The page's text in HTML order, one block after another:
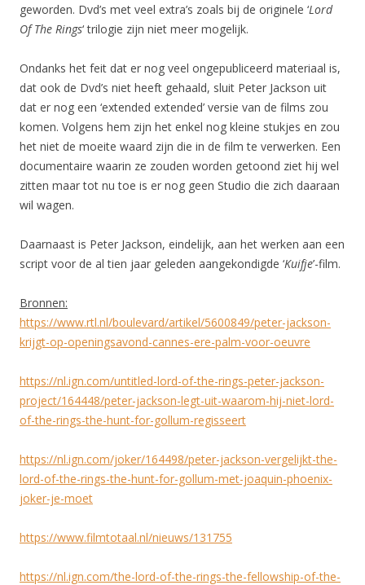
geworden. Dvd’s met veel extra’s zoals bij de originele ‘Lord
Of The Rings‘ trilogie zijn niet meer mogelijk.
Ondanks het feit dat er nog veel ongepubliceerd materiaal is,
dat ook de Dvd’s niet heeft gehaald, sluit Peter Jackson uit
dat er nog een ‘extended extended’ versie van de films zou
komen. Volgens hem zijn het enkel nog kleine stukjes en zou
het niet de moeite waard zijn die in de film te verwerken. Een
documentaire waarin ze zouden worden getoond ziet hij wel
zitten maar tot nu toe is er nog geen Studio die zich daaraan
wil wagen.
Daarnaast is Peter Jackson, eindelijk, aan het werken aan een
script voor de al tien jaar geleden aangekondigde ‘Kuifje’-film.
Bronnen:
https://www.rtl.nl/boulevard/artikel/5600849/peter-jackson-
krijgt-op-openingsavond-cannes-ere-palm-voor-oeuvre
https://nl.ign.com/untitled-lord-of-the-rings-peter-jackson-
project/164448/peter-jackson-legt-uit-waarom-hij-niet-lord-
of-the-rings-the-hunt-for-gollum-regisseert
https://nl.ign.com/joker/164498/peter-jackson-vergelijkt-the-
lord-of-the-rings-the-hunt-for-gollum-met-joaquin-phoenix-
joker-je-moet
https://www.filmtotaal.nl/nieuws/131755
https://nl.ign.com/the-lord-of-the-rings-the-fellowship-of-the-